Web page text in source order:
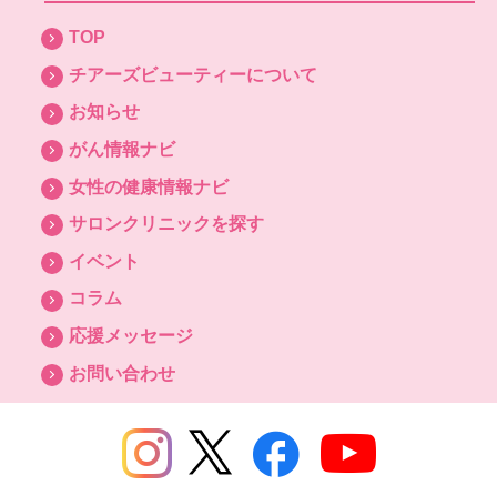
TOP
チアーズビューティーについて
お知らせ
がん情報ナビ
女性の健康情報ナビ
サロンクリニックを探す
イベント
コラム
応援メッセージ
お問い合わせ